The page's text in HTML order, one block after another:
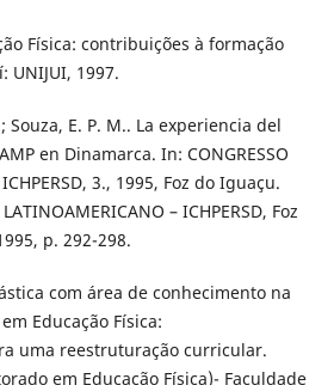
Física: contribuições à formação
UNIJUI, 1997.
Souza, E. P. M.. La experiencia del
en Dinamarca. In: CONGRESSO
3., 1995, Foz do Iguaçu.
– ICHPERSD, Foz
p. 292-298.
com área de conhecimento na
Educação Física:
uma reestruturação curricular.
em Educação Física)- Faculdade